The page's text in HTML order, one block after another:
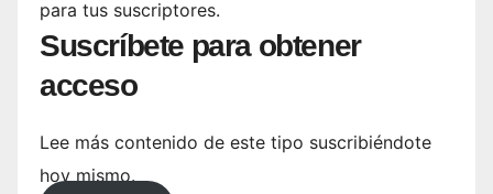
para tus suscriptores.
Suscríbete para obtener
acceso
Lee más contenido de este tipo suscribiéndote
hoy mismo.